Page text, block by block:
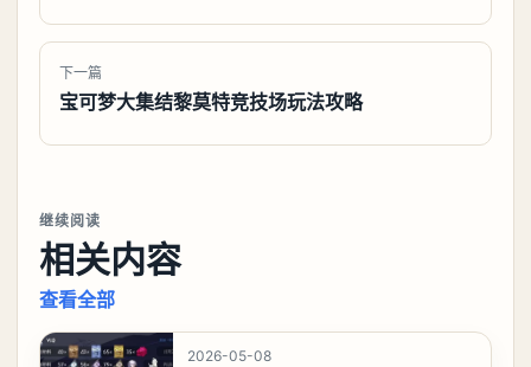
下一篇
宝可梦大集结黎莫特竞技场玩法攻略
继续阅读
相关内容
查看全部
2026-05-08